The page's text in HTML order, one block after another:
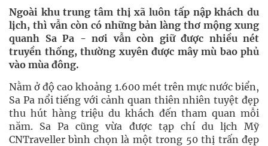
Ngoài khu trung tâm thị xã luôn tấp nập khách du
lịch, thì vẫn còn có những bản làng thơ mộng xung
quanh Sa Pa - nơi vẫn còn giữ được nhiều nét
truyền thống, thường xuyên được mây mù bao phủ
vào mùa đông.
Nằm ở độ cao khoảng 1.600 mét trên mực nước biển,
Sa Pa nổi tiếng với cảnh quan thiên nhiên tuyệt đẹp
thu hút hàng triệu du khách đến tham quan mỗi
năm. Sa Pa cũng vừa được tạp chí du lịch Mỹ
CNTraveller bình chọn là một trong 50 thị trấn đẹp